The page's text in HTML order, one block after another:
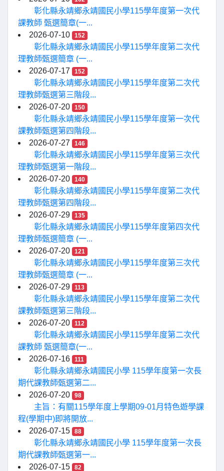
彰化縣永靖鄉永靖國民小學115學年度第一次代
課教師 甄選簡章(一...
2026-07-10
152
彰化縣永靖鄉永靖國民小學115學年度第二次代
理教師甄選簡章 (一...
2026-07-17
152
彰化縣永靖鄉永靖國民小學115學年度第二次代
理教師甄選第三階段...
2026-07-20
150
彰化縣永靖鄉永靖國民小學115學年度第一次代
課教師甄選第四階段...
2026-07-27
146
彰化縣永靖鄉永靖國民小學115學年度第三次代
理教師甄選第一階段...
2026-07-20
140
彰化縣永靖鄉永靖國民小學115學年度第二次代
理教師甄選第四階段...
2026-07-29
135
彰化縣永靖鄉永靖國民小學115學年度第四次代
理教師甄選簡章 (一...
2026-07-20
121
彰化縣永靖鄉永靖國民小學115學年度第三次代
理教師甄選簡章 (一...
2026-07-29
113
彰化縣永靖鄉永靖國民小學115學年度第二次代
課教師甄選第三階段...
2026-07-20
112
彰化縣永靖鄉永靖國民小學115學年度第二次代
課教師 甄選簡章(一...
2026-07-16
111
彰化縣永靖鄉永靖國民小學 115學年度第一次長
期代課教師甄選第二...
2026-07-20
98
主旨：有關115學年度上學期09-01月特色遊學課
程(學期中)即將開放...
2026-07-15
88
彰化縣永靖鄉永靖國民小學 115學年度第一次長
期代課教師甄選第一...
2026-07-15
82